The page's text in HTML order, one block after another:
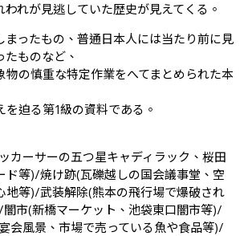
われが見逃していた歴史が見えてくる。
まったもの、普通日本人には当たり前に見
たものなど、
物の慎重な特定作業をへてまとめられた本
を迫る第1級の資料である。
カーサーの五つ星キャディラック、桜田
ド等)/焼け跡(瓦礫越しの国会議事堂、空
地等)/武装解除(熊本の飛行場で爆破され
市(新橋マーケット、池袋東口闇市等)/
会風景、市場で売っている魚や食品等)/